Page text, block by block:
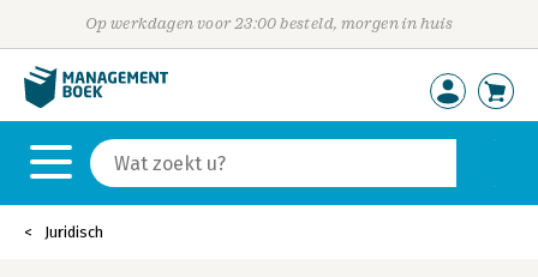
Op werkdagen voor 23:00 besteld, morgen in huis
Juridisch